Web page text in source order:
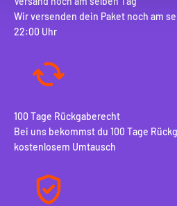
Wir versenden dein Paket noch am
22:00 Uhr
100 Tage Rückgaberecht
Bei uns bekommst du 100 Tage
kostenlosem Umtausch